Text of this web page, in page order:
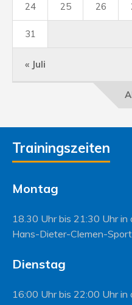
« Juli
24 25 26
31
Trainingszeiten
Montag
18.30 Uhr bis 21:30 Uhr in
Hans-Dieter-Clemen-
Dienstag
16:00 Uhr bis 22:00 Uhr in